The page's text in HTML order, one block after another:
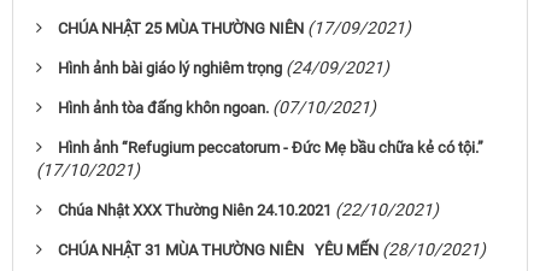
CHÚA NHẬT 25 MÙA THƯỜNG NIÊN (17/09/2021)
Hình ảnh bài giáo lý nghiêm trọng (24/09/2021)
Hình ảnh tòa đấng khôn ngoan. (07/10/2021)
Hình ảnh “Refugium peccatorum - Đức Mẹ bầu chữa kẻ có tội.”
(17/10/2021)
Chúa Nhật XXX Thường Niên 24.10.2021 (22/10/2021)
CHÚA NHẬT 31 MÙA THƯỜNG NIÊN YÊU MẾN (28/10/2021)